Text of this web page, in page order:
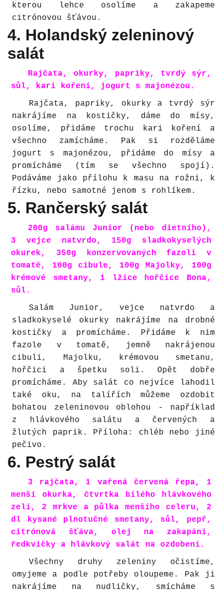
kterou lehce osolíme a zakapeme
citrónovou šťávou.
4. Holandský zeleninový
salát
Rajčata, okurky, papriky, tvrdý sýr,
sůl, kari koření, jogurt s majonézou.
Rajčata, papriky, okurky a tvrdý sýr
nakrájíme na kostičky, dáme do mísy,
osolíme, přidáme trochu kari koření a
všechno zamícháme. Pak si rozděláme
jogurt s majonézou, přidáme do mísy a
promícháme (tím se všechno spojí).
Podáváme jako přílohu k masu na rožni, k
řízku, nebo samotné jenom s rohlíkem.
5. Rančerský salát
200g salámu Junior (nebo dietního),
3 vejce natvrdo, 150g sladkokyselých
okurek, 350g konzervovaných fazolí v
tomatě, 100g cibule, 100g Majolky, 100g
krémové smetany, 1 lžíce hořčice Bona,
sůl.
Salám Junior, vejce natvrdo a
sladkokyselé okurky nakrájíme na drobné
kostičky a promícháme. Přidáme k nim
fazole v tomatě, jemně nakrájenou
cibuli, Majolku, krémovou smetanu,
hořčici a špetku soli. Opět dobře
promícháme. Aby salát co nejvíce lahodil
také oku, na talířích můžeme ozdobit
bohatou zeleninovou oblohou - například
z hlávkového salátu a červených a
žlutých paprik. Příloha: chléb nebo jiné
pečivo.
6. Pestrý salát
3 rajčata, 1 vařená červená řepa, 1
menší okurka, čtvrtka bílého hlávkového
zelí, 2 mrkve a půlka menšího celeru, 2
dl kysané plnotučné smetany, sůl, pepř,
citrónová šťáva, olej na zakapání,
ředkvičky a hlávkový salát na ozdobení.
Všechny druhy zeleniny očistíme,
omyjeme a podle potřeby oloupeme. Pak ji
nakrájíme na nudličky, smícháme s